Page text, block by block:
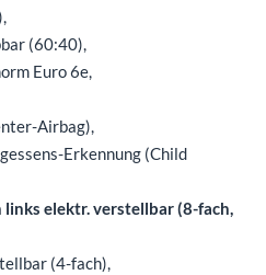
(60:40),
Euro 6e,
Airbag),
Erkennung (Child
elektr. verstellbar (8-fach,
(4-fach),